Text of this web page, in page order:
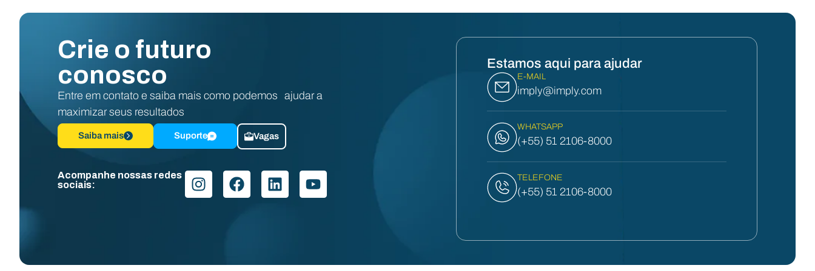
Crie o futuro
conosco
Entre em contato e saiba mais como podemos ajudar a
maximizar seus resultados
Saiba mais Suporte Vagas
Acompanhe nossas redes
sociais:
Estamos aqui para ajudar
E-MAIL
imply@imply.com
WHATSAPP
(+55) 51 2106-8000
TELEFONE
(+55) 51 2106-8000